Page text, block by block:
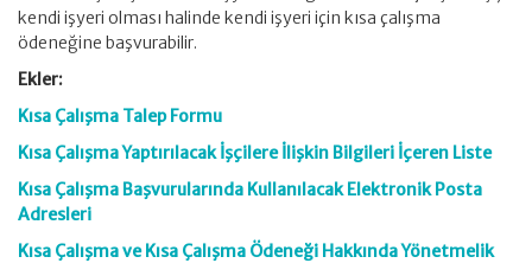
kendi işyeri olması halinde kendi işyeri için kısa çalışma
ödeneğine başvurabilir.
Ekler:
Kısa Çalışma Talep Formu
Kısa Çalışma Yaptırılacak İşçilere İlişkin Bilgileri İçeren Liste
Kısa Çalışma Başvurularında Kullanılacak Elektronik Posta
Adresleri
Kısa Çalışma ve Kısa Çalışma Ödeneği Hakkında Yönetmelik